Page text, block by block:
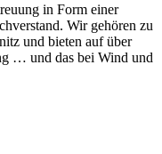
in Form einer
Wir gehören zu
und bieten auf über
… und das bei Wind und